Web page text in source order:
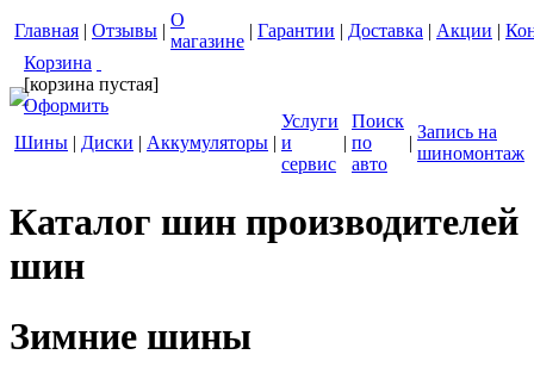
Главная | Отзывы |
О
магазине
| Гарантии | Доставка | Акции |
Корзина
[корзина пустая]
Оформить
Шины | Диски | Аккумуляторы |
Услуги
и
сервис
|
Поиск
по
авто
|
Запись на
шиномонтаж
Каталог шин производителей
шин
Зимние шины